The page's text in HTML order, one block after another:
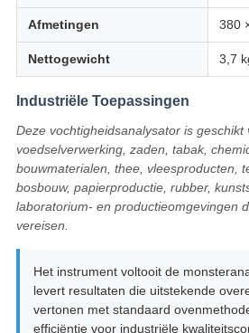
Afmetingen 380
Nettogewicht 3,7
Industriële Toepassingen
Deze vochtigheidsanalysator is geschikt
voedselverwerking, zaden, tabak,
bouwmaterialen, thee, vleesproducten,
bosbouw, papierproductie, rubber,
laboratorium- en productieomgevingen
vereisen.
Het instrument voltooit de
levert resultaten die uitstekende
vertonen met standaard
efficiëntie voor industriële